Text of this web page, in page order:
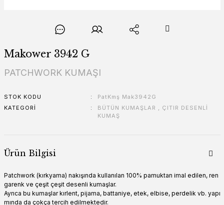
Makower 3942 G
PATCHWORK KUMAŞI
STOK KODU
PatKmş Mak3942G
KATEGORI
BÜTÜN KUMAŞLAR , ÇITIR DESENLİ
KUMAŞ
Ürün Bilgisi
Patchwork (kırkyama) nakışında kullanılan 100% pamuktan imal edilen, ren
garenk ve çeşit çeşit desenli kumaşlar.
Ayrıca bu kumaşlar kırlent, pijama, battaniye, etek, elbise, perdelik vb. yapı
mında da çokça tercih edilmektedir.